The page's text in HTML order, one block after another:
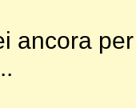
ancora